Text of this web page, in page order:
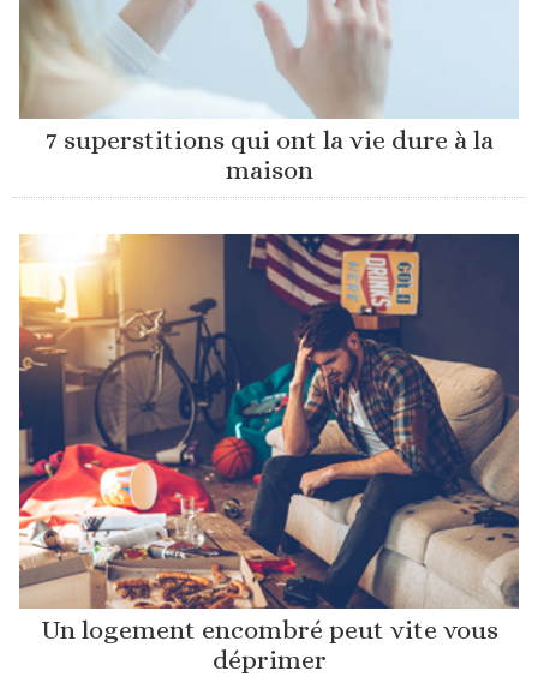
7 superstitions qui ont la vie dure à la
maison
Un logement encombré peut vite vous
déprimer